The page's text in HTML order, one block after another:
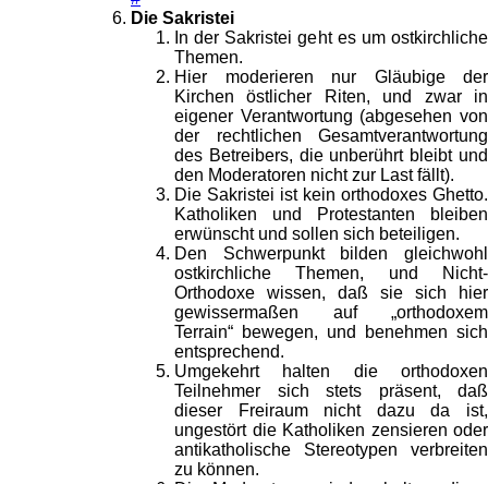
Die Sakristei
In der Sakristei geht es um ostkirchliche
Themen.
Hier moderieren nur Gläubige der
Kirchen östlicher Riten, und zwar in
eigener Verantwortung (abgesehen von
der rechtlichen Gesamtverantwortung
des Betreibers, die unberührt bleibt und
den Moderatoren nicht zur Last fällt).
Die Sakristei ist kein orthodoxes Ghetto.
Katholiken und Protestanten bleiben
erwünscht und sollen sich beteiligen.
Den Schwerpunkt bilden gleichwohl
ostkirchliche Themen, und Nicht-
Orthodoxe wissen, daß sie sich hier
gewissermaßen auf „orthodoxem
Terrain“ bewegen, und benehmen sich
entsprechend.
Umgekehrt halten die orthodoxen
Teilnehmer sich stets präsent, daß
dieser Freiraum nicht dazu da ist,
ungestört die Katholiken zensieren oder
antikatholische Stereotypen verbreiten
zu können.